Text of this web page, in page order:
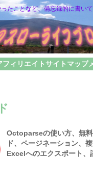
たことなど、備忘録的に書いて
フィリエイトサイトマップ
Octoparseの使い方、無
ド、ページネーション、複
Excelへのエクスポート、